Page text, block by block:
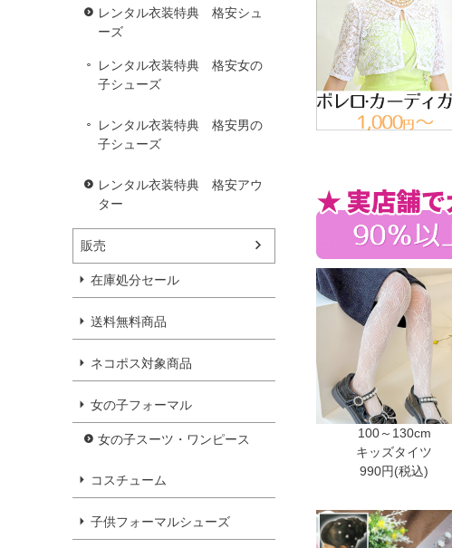
レンタル衣装特典 格安シュ
ーズ
レンタル衣装特典 格安女の
子シューズ
レンタル衣装特典 格安男の
子シューズ
レンタル衣装特典 格安アウ
ター
販売
在庫処分セール
送料無料商品
ネコポス対象商品
女の子フォーマル
女の子スーツ・ワンピース
コスチューム
子供フォーマルシューズ
100～130cm
キッズタイツ
990円(税込)